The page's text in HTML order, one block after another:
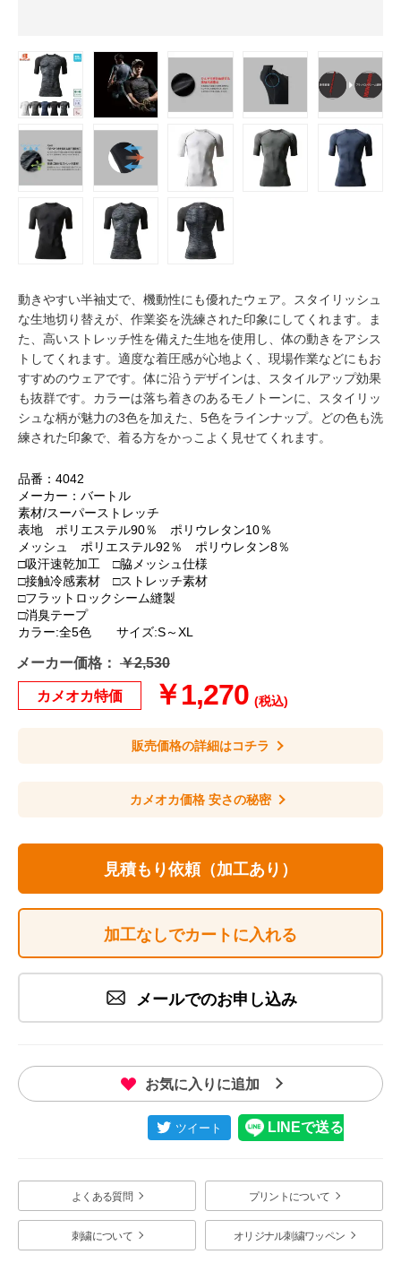
動きやすい半袖丈で、機動性にも優れたウェア。スタイリッシュ
な生地切り替えが、作業姿を洗練された印象にしてくれます。ま
た、高いストレッチ性を備えた生地を使用し、体の動きをアシス
トしてくれます。適度な着圧感が心地よく、現場作業などにもお
すすめのウェアです。体に沿うデザインは、スタイルアップ効果
も抜群です。カラーは落ち着きのあるモノトーンに、スタイリッ
シュな柄が魅力の3色を加えた、5色をラインナップ。どの色も洗
練された印象で、着る方をかっこよく見せてくれます。
品番：4042
メーカー：バートル
素材/スーパーストレッチ
表地 ポリエステル90％ ポリウレタン10％
メッシュ ポリエステル92％ ポリウレタン8％
□吸汗速乾加工 □脇メッシュ仕様
□接触冷感素材 □ストレッチ素材
□フラットロックシーム縫製
□消臭テープ
カラー:全5色 サイズ:S～XL
メーカー価格： ￥2,530
カメオカ特価 ￥1,270 (税込)
販売価格の詳細はコチラ
カメオカ価格 安さの秘密
見積もり依頼（加工あり）
加工なしでカートに入れる
メールでのお申し込み
お気に入りに追加
よくある質問 プリントについて
刺繍について オリジナル刺繍ワッペン